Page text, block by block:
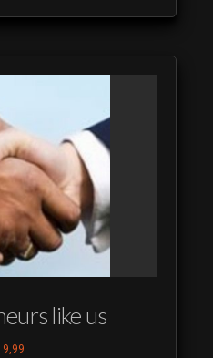
like us
9,99